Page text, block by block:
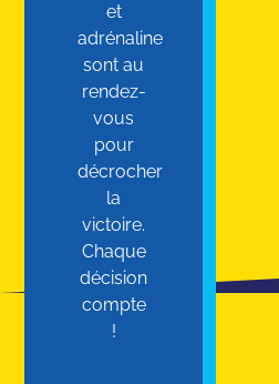
et
adrénaline
sont au
rendez-
vous
pour
décrocher
la
victoire.
Chaque
décision
compte
!